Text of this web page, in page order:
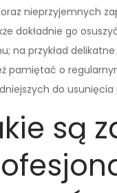
nieprzyjemnych
dokładnie go
na przykład
pamiętać o
do usunięcia
są